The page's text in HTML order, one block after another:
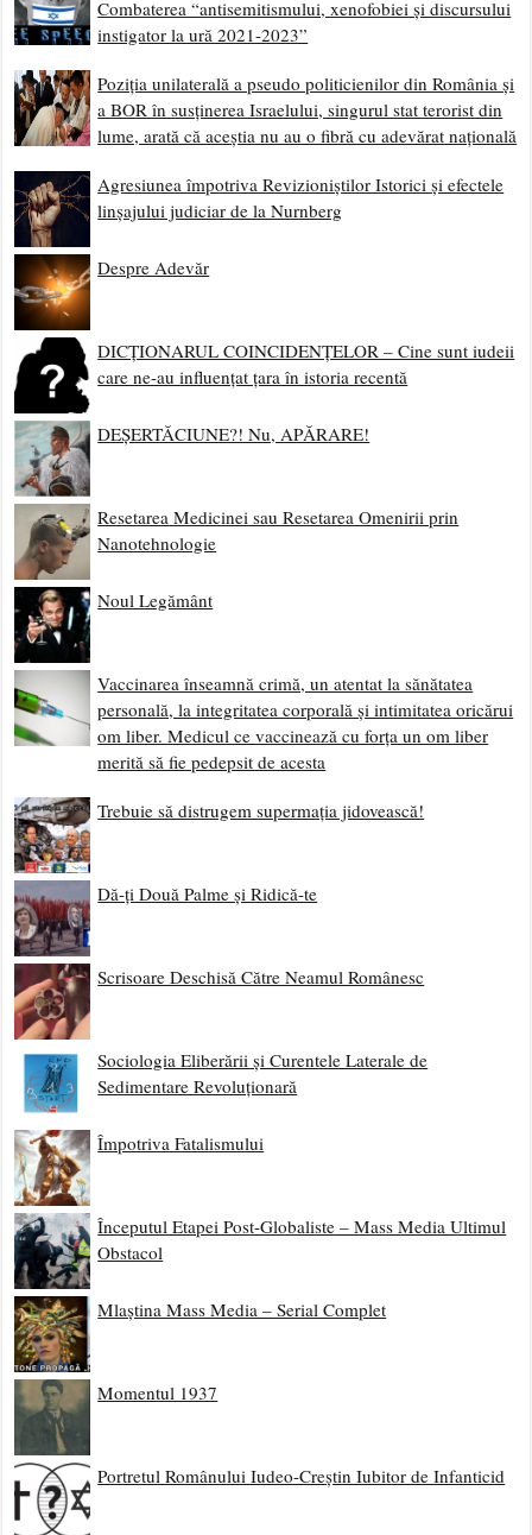
Combaterea “antisemitismului, xenofobiei și discursului
instigator la ură 2021-2023”
Poziția unilaterală a pseudo politicienilor din România și
a BOR în susținerea Israelului, singurul stat terorist din
lume, arată că aceștia nu au o fibră cu adevărat națională
Agresiunea împotriva Revizioniștilor Istorici și efectele
linșajului judiciar de la Nurnberg
Despre Adevăr
DICȚIONARUL COINCIDENȚELOR – Cine sunt iudeii
care ne-au influențat țara în istoria recentă
DEȘERTĂCIUNE?! Nu, APĂRARE!
Resetarea Medicinei sau Resetarea Omenirii prin
Nanotehnologie
Noul Legământ
Vaccinarea înseamnă crimă, un atentat la sănătatea
personală, la integritatea corporală și intimitatea oricărui
om liber. Medicul ce vaccinează cu forța un om liber
merită să fie pedepsit de acesta
Trebuie să distrugem supermația jidovească!
Dă-ți Două Palme și Ridică-te
Scrisoare Deschisă Către Neamul Românesc
Sociologia Eliberării și Curentele Laterale de
Sedimentare Revoluționară
Împotriva Fatalismului
Începutul Etapei Post-Globaliste – Mass Media Ultimul
Obstacol
Mlaștina Mass Media – Serial Complet
Momentul 1937
Portretul Românului Iudeo-Creștin Iubitor de Infanticid